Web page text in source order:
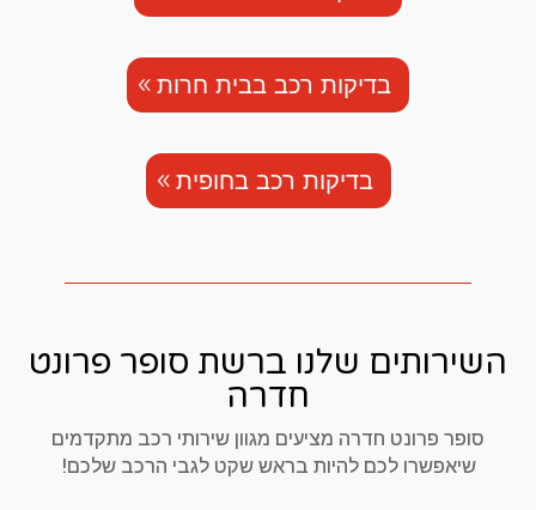
בדיקות רכב בבית חרות
בדיקות רכב בחופית
השירותים שלנו ברשת סופר פרונט
חדרה
סופר פרונט חדרה מציעים מגוון שירותי רכב מתקדמים
שיאפשרו לכם להיות בראש שקט לגבי הרכב שלכם!